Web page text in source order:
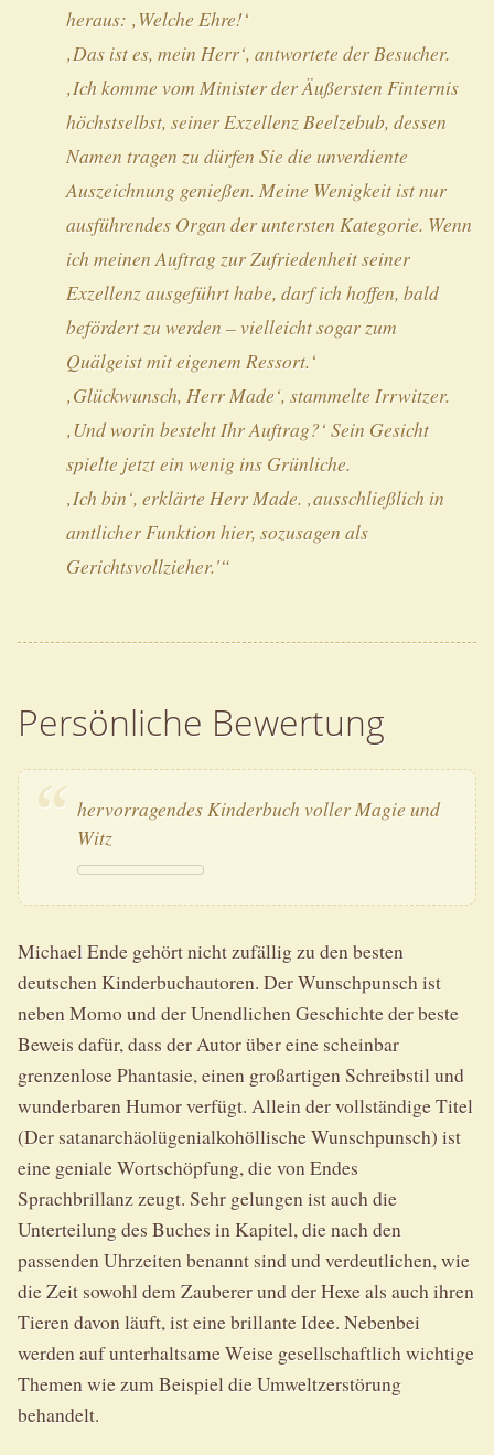
heraus: ‚Welche Ehre!‘
‚Das ist es, mein Herr‘, antwortete der Besucher.
‚Ich komme vom Minister der Äußersten Finternis
höchstselbst, seiner Exzellenz Beelzebub, dessen
Namen tragen zu dürfen Sie die unverdiente
Auszeichnung genießen. Meine Wenigkeit ist nur
ausführendes Organ der untersten Kategorie. Wenn
ich meinen Auftrag zur Zufriedenheit seiner
Exzellenz ausgeführt habe, darf ich hoffen, bald
befördert zu werden – vielleicht sogar zum
Quälgeist mit eigenem Ressort.‘
‚Glückwunsch, Herr Made‘, stammelte Irrwitzer.
‚Und worin besteht Ihr Auftrag?‘ Sein Gesicht
spielte jetzt ein wenig ins Grünliche.
‚Ich bin‘, erklärte Herr Made. ‚ausschließlich in
amtlicher Funktion hier, sozusagen als
Gerichtsvollzieher.'“
Persönliche Bewertung
hervorragendes Kinderbuch voller Magie und
Witz
Michael Ende gehört nicht zufällig zu den besten
deutschen Kinderbuchautoren. Der Wunschpunsch ist
neben Momo und der Unendlichen Geschichte der beste
Beweis dafür, dass der Autor über eine scheinbar
grenzenlose Phantasie, einen großartigen Schreibstil und
wunderbaren Humor verfügt. Allein der vollständige Titel
(Der satanarchäolügenialkohöllische Wunschpunsch) ist
eine geniale Wortschöpfung, die von Endes
Sprachbrillanz zeugt. Sehr gelungen ist auch die
Unterteilung des Buches in Kapitel, die nach den
passenden Uhrzeiten benannt sind und verdeutlichen, wie
die Zeit sowohl dem Zauberer und der Hexe als auch ihren
Tieren davon läuft, ist eine brillante Idee. Nebenbei
werden auf unterhaltsame Weise gesellschaftlich wichtige
Themen wie zum Beispiel die Umweltzerstörung
behandelt.